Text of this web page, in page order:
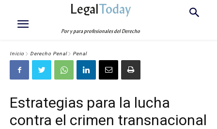
LegalToday
Por y para profesionales del Derecho
Inicio Derecho Penal Penal
Estrategias para la lucha
contra el crimen transnacional